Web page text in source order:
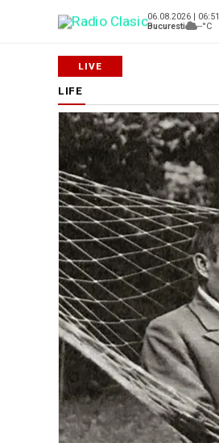
06.08.2026 | 06:51
Bucuresti
--°C
LIFE